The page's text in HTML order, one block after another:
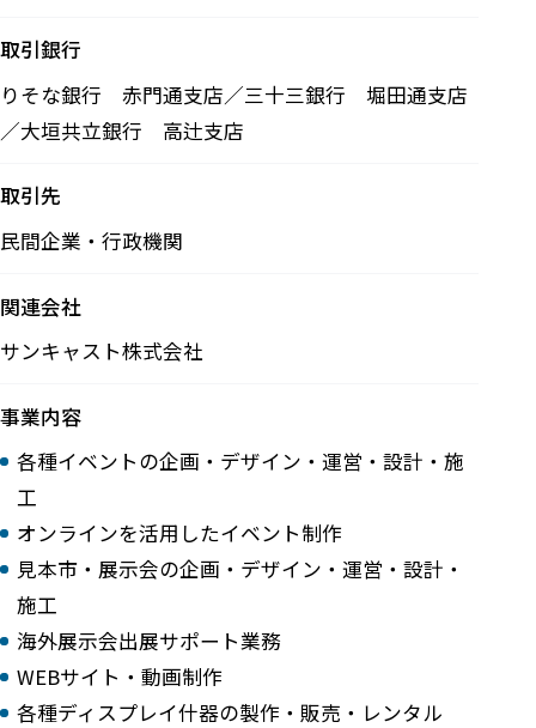
取引銀行
りそな銀行 赤門通支店／三十三銀行 堀田通支店
／大垣共立銀行 高辻支店
取引先
民間企業・行政機関
関連会社
サンキャスト株式会社
事業内容
各種イベントの企画・デザイン・運営・設計・施
工
オンラインを活用したイベント制作
見本市・展示会の企画・デザイン・運営・設計・
施工
海外展示会出展サポート業務
WEBサイト・動画制作
各種ディスプレイ什器の製作・販売・レンタル